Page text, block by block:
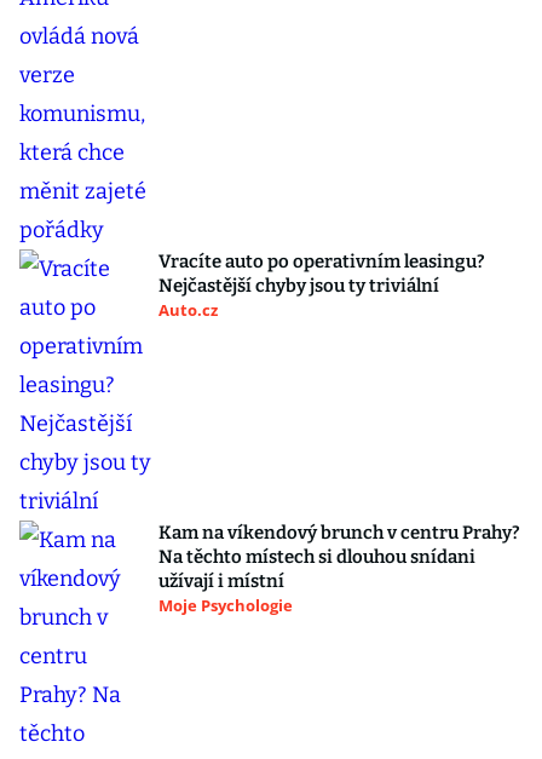
Vracíte auto po operativním leasingu?
Nejčastější chyby jsou ty triviální
Auto.cz
Kam na víkendový brunch v centru Prahy?
Na těchto místech si dlouhou snídani
užívají i místní
Moje Psychologie